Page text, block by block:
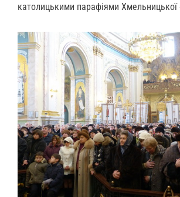
католицькими парафіями Хмельницької